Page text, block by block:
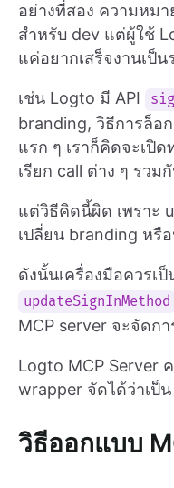
อย่างที่สอง ความหม
สำหรับ dev แต่ผู้ใช้
แค่อยากเสร็จงานเป็
เช่น Logto มี API
branding, วิธีการล็อ
แรก ๆ เราก็คิดจะเปิ
เรียก call ต่าง ๆ รวม
แต่วิธีคิดนี้ผิด เพราะ
เปลี่ยน branding หรื
ดังนั้นเครื่องมือควรเป็
updateSignInMethod
MCP server จะจัดกา
Logto MCP Server
wrapper จัดได้ว่าเป็
วิธีออกแบบ